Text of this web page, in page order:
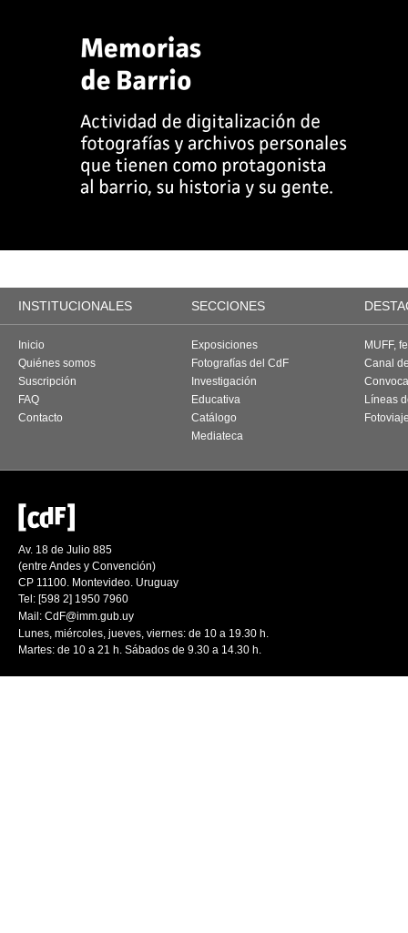
INSTITUCIONALES SECCIONES
Inicio
Quiénes somos
Suscripción
FAQ
Contacto
Exposiciones
Fotografías del CdF
Investigación
Educativa
Catálogo
Mediateca
MUFF,
Canal
Líneas
Av. 18 de Julio 885
(entre Andes y Convención)
CP 11100. Montevideo. Uruguay
Tel: [598 2] 1950 7960
Mail: CdF@imm.gub.uy
Lunes, miércoles, jueves, viernes: de 10 a 19.30 h.
Martes: de 10 a 21 h. Sábados de 9.30 a 14.30 h.